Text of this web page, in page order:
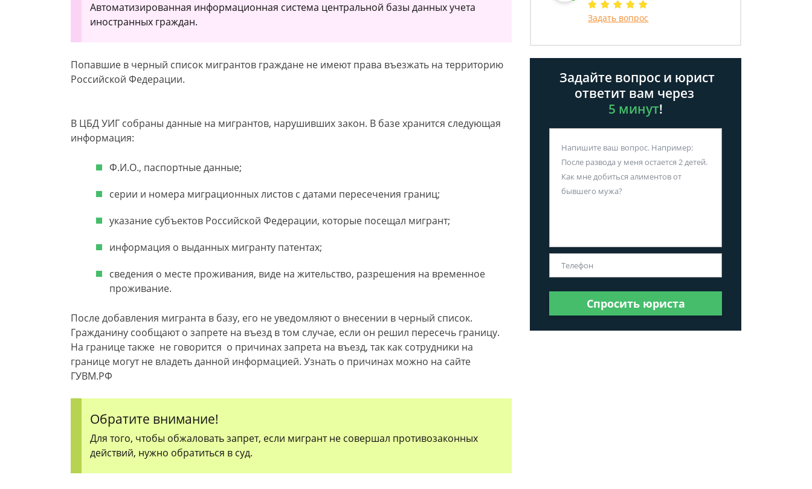
Автоматизированная информационная система центральной базы данных учета
иностранных граждан.
Попавшие в черный список мигрантов граждане не имеют права въезжать на территорию
Российской Федерации.
В ЦБД УИГ собраны данные на мигрантов, нарушивших закон. В базе хранится следующая
информация:
Ф.И.О., паспортные данные;
серии и номера миграционных листов с датами пересечения границ;
указание субъектов Российской Федерации, которые посещал мигрант;
информация о выданных мигранту патентах;
сведения о месте проживания, виде на жительство, разрешения на временное
проживание.
После добавления мигранта в базу, его не уведомляют о внесении в черный список.
Гражданину сообщают о запрете на въезд в том случае, если он решил пересечь границу.
На границе также не говорится о причинах запрета на въезд, так как сотрудники на
границе могут не владеть данной информацией. Узнать о причинах можно на сайте
ГУВМ.РФ
Обратите внимание!
Для того, чтобы обжаловать запрет, если мигрант не совершал противозаконных
действий, нужно обратиться в суд.
Задать вопрос
Задайте вопрос и юрист
ответит вам через
5 минут!
Спросить юриста